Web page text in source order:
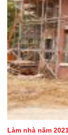
Làm nhà năm